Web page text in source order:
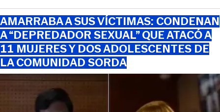
AMARRABA A SUS VÍCTIMAS: CONDENAN
A “DEPREDADOR SEXUAL” QUE ATACÓ A
11 MUJERES Y DOS ADOLESCENTES DE
LA COMUNIDAD SORDA